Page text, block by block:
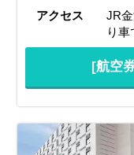
アクセス
JR
り車
[航空